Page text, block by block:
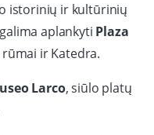
istorinių ir kultūrinių
aplankyti Plaza
ir Katedra.
Larco, siūlo platų